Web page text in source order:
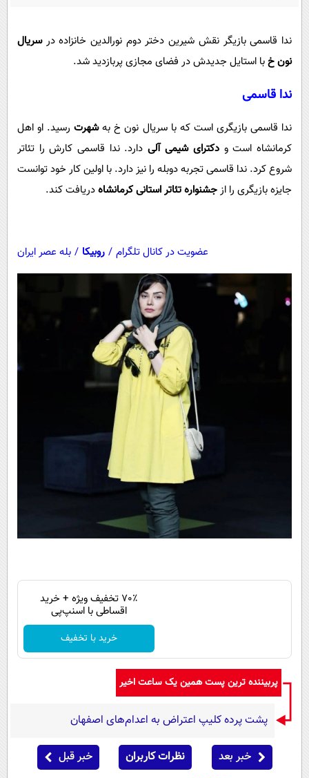
گوناگون
سلامت
بین الملل
ندا قاسمی بازیگر نقش شیرین دختر دوم نورالدین خانزاده درسریال
نون خبا استایل جدیدش در فضای مجازی پربازدید شد.
ندا قاسمی
ندا قاسمی بازیگری است که با سریال نون خ بهشهرترسید. او اهل
کرمانشاه است و دکترای شیمی آلی دارد. ندا قاسمی کارش را تئاتر
شروع کرد. ندا قاسمی تجربه دوبله را نیز دارد. با اولین کار خود توانست
جایزه بازیگری را ازجشنواره تئاتر استانی کرمانشاهدریافت کند.
عضویت در کانال تلگرام / روبیکا / بله عصر ایران
70٪ تخفیف ویژه + خرید
اقساطی با اسنپ‌پی
خرید با تخفیف
پربیننده ترین پست همین یک ساعت اخیر
پشت پرده کلیپ اعتراض به اعدام‌های اصفهان
خبر بعد نظرات کاربران خبر قبل